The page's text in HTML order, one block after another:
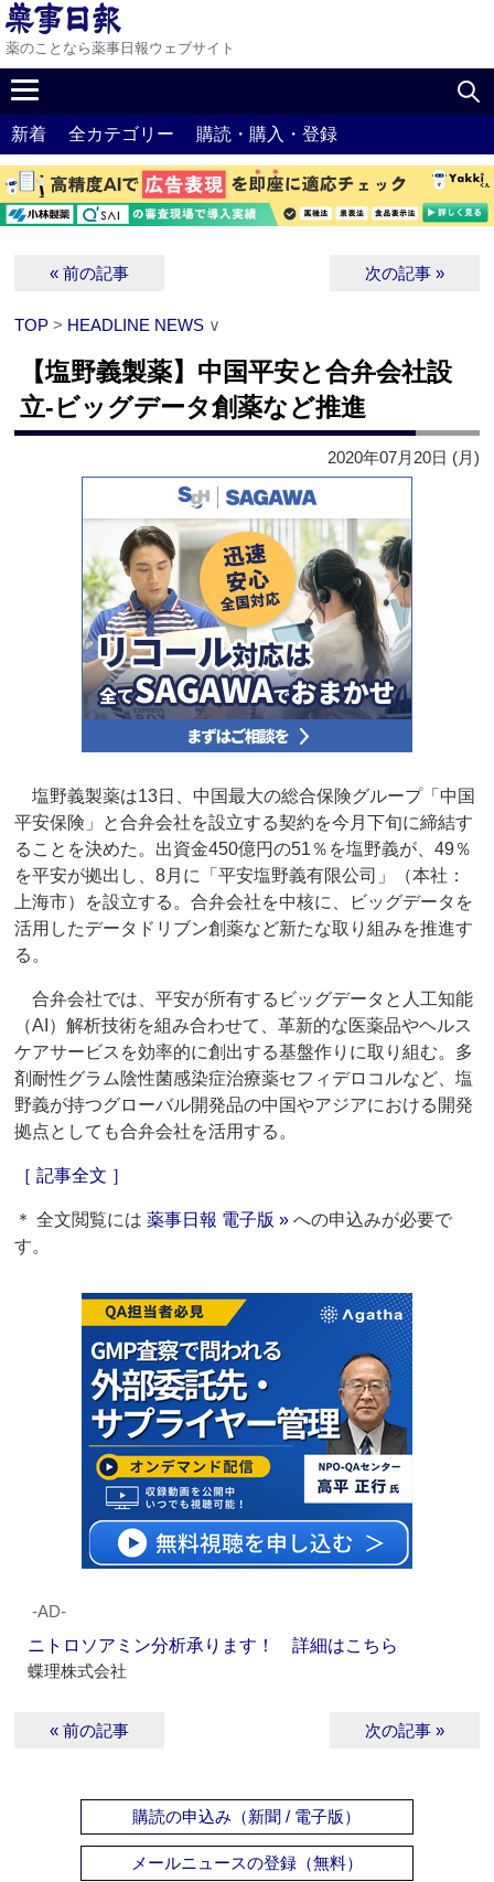
薬のことなら薬事日報ウェブサイト
新着 全カテゴリー 購読・購入・登録
« 前の記事 次の記事 »
TOP > HEADLINE NEWS ∨
【塩野義製薬】中国平安と合弁会社設
立‐ビッグデータ創薬など推進
2020年07月20日 (月)
塩野義製薬は13日、中国最大の総合保険グループ「中国
平安保険」と合弁会社を設立する契約を今月下旬に締結す
ることを決めた。出資金450億円の51％を塩野義が、49％
を平安が拠出し、8月に「平安塩野義有限公司」（本社：
上海市）を設立する。合弁会社を中核に、ビッグデータを
活用したデータドリブン創薬など新たな取り組みを推進す
る。
合弁会社では、平安が所有するビッグデータと人工知能
（AI）解析技術を組み合わせて、革新的な医薬品やヘルス
ケアサービスを効率的に創出する基盤作りに取り組む。多
剤耐性グラム陰性菌感染症治療薬セフィデロコルなど、塩
野義が持つグローバル開発品の中国やアジアにおける開発
拠点としても合弁会社を活用する。
［ 記事全文 ］
＊ 全文閲覧には薬事日報 電子版 » への申込みが必要で
す。
‐AD‐
ニトロソアミン分析承ります！ 詳細はこちら
蝶理株式会社
« 前の記事 次の記事 »
購読の申込み（新聞 / 電子版）
メールニュースの登録（無料）